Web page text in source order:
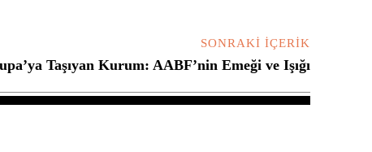
SONRAKI İÇERIK
Taşıyan Kurum: AABF’nin Emeği ve Işığı